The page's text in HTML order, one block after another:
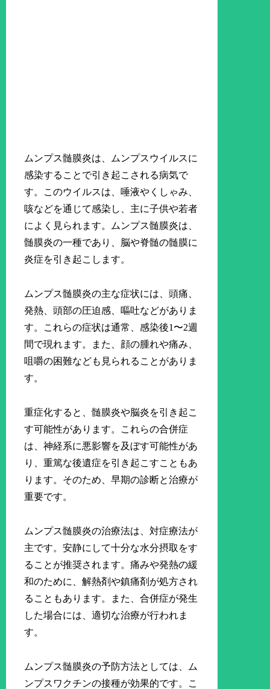
ムンプス髄膜炎は、ムンプスウイルスに
感染することで引き起こされる病気で
す。このウイルスは、唾液やくしゃみ、
咳などを通じて感染し、主に子供や若者
によく見られます。ムンプス髄膜炎は、
髄膜炎の一種であり、脳や脊髄の髄膜に
炎症を引き起こします。
ムンプス髄膜炎の主な症状には、頭痛、
発熱、頭部の圧迫感、嘔吐などがありま
す。これらの症状は通常、感染後1〜2週
間で現れます。また、顔の腫れや痛み、
咀嚼の困難なども見られることがありま
す。
重症化すると、髄膜炎や脳炎を引き起こ
す可能性があります。これらの合併症
は、神経系に悪影響を及ぼす可能性があ
り、重篤な後遺症を引き起こすこともあ
ります。そのため、早期の診断と治療が
重要です。
ムンプス髄膜炎の治療法は、対症療法が
主です。安静にして十分な水分摂取をす
ることが推奨されます。痛みや発熱の緩
和のために、解熱剤や鎮痛剤が処方され
ることもあります。また、合併症が発生
した場合には、適切な治療が行われま
す。
ムンプス髄膜炎の予防方法としては、ム
ンプスワクチンの接種が効果的です。こ